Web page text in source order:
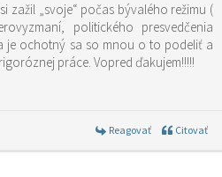
zažil „svoje“ počas bývalého režimu (
politického presvedčenia
je ochotný sa so mnou o to podeliť a
pomôcť mi tak pri písaní mojej rigoróznej práce. Vopred ďakujem!!!!!
Reagovať Citovať